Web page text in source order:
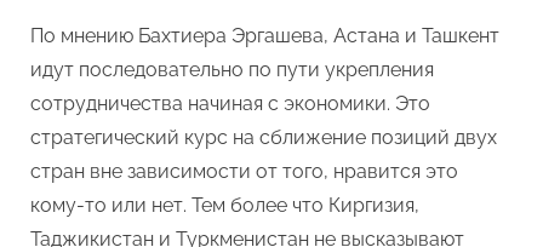
По мнению Бахтиера Эргашева, Астана и Ташкент
идут последовательно по пути укрепления
сотрудничества начиная с экономики. Это
стратегический курс на сближение позиций двух
стран вне зависимости от того, нравится это
кому-то или нет. Тем более что Киргизия,
Таджикистан и Туркменистан не высказывают